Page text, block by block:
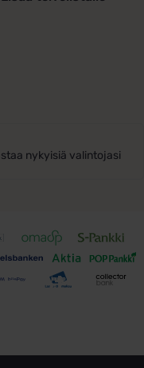
nykyisiä valintojasi